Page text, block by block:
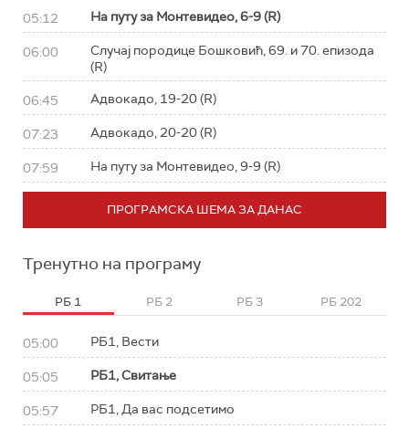
05:12 На путу за Монтевидео, 6-9 (R)
06:00
Случај породице Бошковић, 69. и 70. епизода
(R)
06:45 Адвокадо, 19-20 (R)
07:23 Адвокадо, 20-20 (R)
07:59 На путу за Монтевидео, 9-9 (R)
ПРОГРАМСКА ШЕМА ЗА ДАНАС
Тренутно на програму
РБ 1 РБ 2 РБ 3 РБ 202
05:00 РБ1, Вести
05:05 РБ1, Свитање
05:57 РБ1, Да вас подсетимо